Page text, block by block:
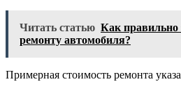
Читать статью Как правильно
ремонту автомобиля?
Примерная стоимость ремонта